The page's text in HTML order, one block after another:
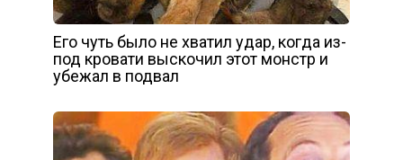
Его чуть было не хватил удар, когда из-
под кровати выскочил этот монстр и
убежал в подвал